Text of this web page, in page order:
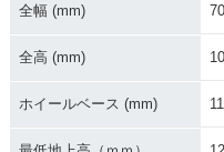
全幅 (mm)
全高 (mm)
ホイールベース (mm)